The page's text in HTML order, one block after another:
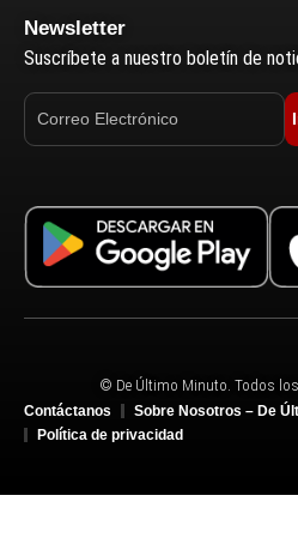
Newsletter
Suscríbete a nuestro boletín de
© De Último Minuto. Todos los
Contáctanos
Sobre Nosotros – De
Política de privacidad